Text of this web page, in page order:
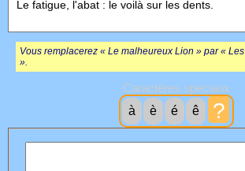
Vous remplacerez « Le malheureux Lion » par «
».
Caractères spéciaux
à
è é ê ?